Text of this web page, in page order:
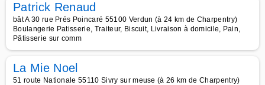
Patrick Renaud
bât A 30 rue Prés Poincaré 55100 Verdun (à 24 km de Charpentry)
Boulangerie Patisserie, Traiteur, Biscuit, Livraison à domicile, Pain,
Pâtisserie sur comm
La Mie Noel
51 route Nationale 55110 Sivry sur meuse (à 26 km de Charpentry)